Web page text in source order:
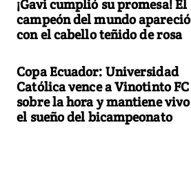
¡Gavi cumplió su promesa! El
campeón del mundo apareció
con el cabello teñido de rosa
Copa Ecuador: Universidad
Católica vence a Vinotinto FC
sobre la hora y mantiene vivo
el sueño del bicampeonato